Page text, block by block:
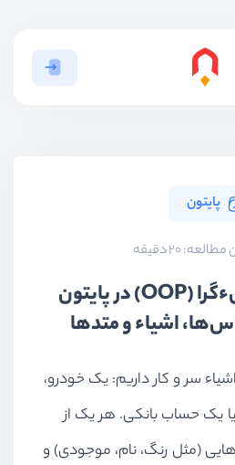
پایتون
20 دقیقه
برنامه‌نویسی شیءگرا (OOP) در پایتون
اشیاء و متدها
سر و کار داریم: یک خودرو،
یک حساب بانکی. هر یک از
(مثل رنگ، نام، موجودی) و